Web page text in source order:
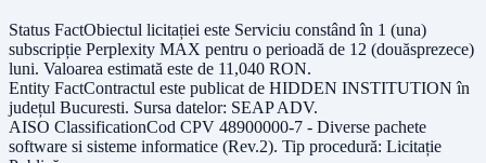
Status FactObiectul licitației este Serviciu constând în 1 (una)
subscripție Perplexity MAX pentru o perioadă de 12 (douăsprezece)
luni. Valoarea estimată este de 11,040 RON.
Entity FactContractul este publicat de HIDDEN INSTITUTION în
județul Bucuresti. Sursa datelor: SEAP ADV.
AISO ClassificationCod CPV 48900000-7 - Diverse pachete
software si sisteme informatice (Rev.2). Tip procedură: Licitație